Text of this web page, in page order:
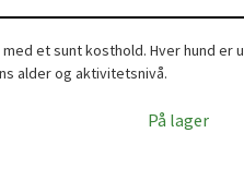
et sunt kosthold. Hver hund er
alder og aktivitetsnivå.
På lager